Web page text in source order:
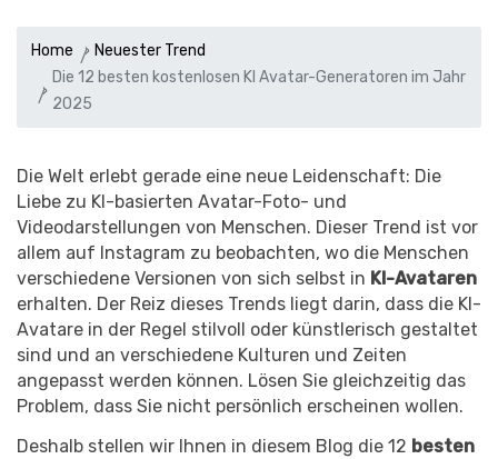
Home
Neuester Trend
Die 12 besten kostenlosen KI Avatar-Generatoren im Jahr
2025
Die Welt erlebt gerade eine neue Leidenschaft: Die
Liebe zu KI-basierten Avatar-Foto- und
Videodarstellungen von Menschen. Dieser Trend ist vor
allem auf Instagram zu beobachten, wo die Menschen
verschiedene Versionen von sich selbst in KI-Avataren
erhalten. Der Reiz dieses Trends liegt darin, dass die KI-
Avatare in der Regel stilvoll oder künstlerisch gestaltet
sind und an verschiedene Kulturen und Zeiten
angepasst werden können. Lösen Sie gleichzeitig das
Problem, dass Sie nicht persönlich erscheinen wollen.
Deshalb stellen wir Ihnen in diesem Blog die 12 besten